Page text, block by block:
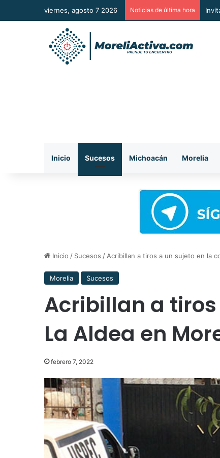
viernes, agosto 7 2026 Noticias de última hora
Inicio Sucesos Michoacán Morelia
Inicio / Sucesos / Acribillan a tiros a un sujeto en la
Morelia Sucesos
Acribillan a
La Aldea en
febrero 7, 2022